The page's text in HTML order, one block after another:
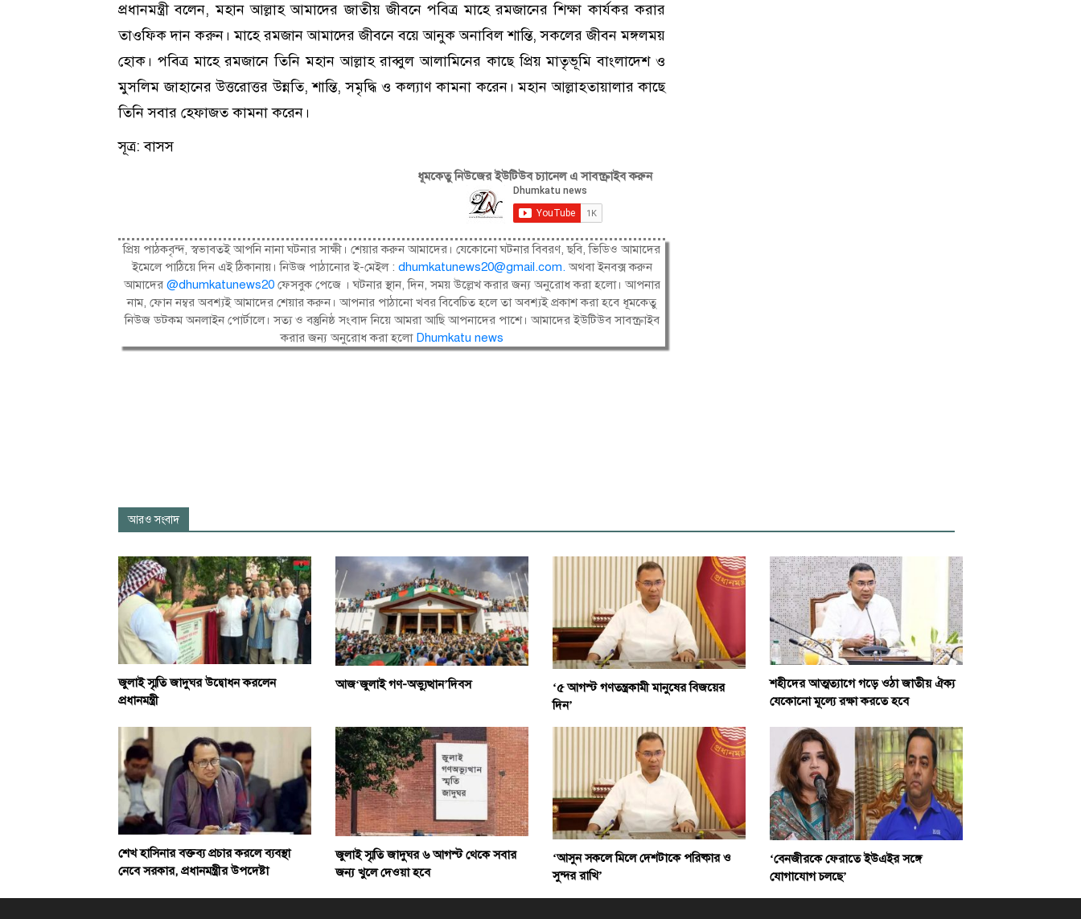
প্রধানমন্ত্রী বলেন, মহান আল্লাহ আমাদের জাতীয় জীবনে পবিত্র মাহে রমজানের শিক্ষা কার্যকর করার
তাওফিক দান করুন। মাহে রমজান আমাদের জীবনে বয়ে আনুক অনাবিল শান্তি, সকলের জীবন মঙ্গলময়
হোক। পবিত্র মাহে রমজানে তিনি মহান আল্লাহ রাব্বুল আলামিনের কাছে প্রিয় মাতৃভূমি বাংলাদেশ ও
মুসলিম জাহানের উত্তরোত্তর উন্নতি, শান্তি, সমৃদ্ধি ও কল্যাণ কামনা করেন। মহান আল্লাহতায়ালার কাছে
তিনি সবার হেফাজত কামনা করেন।
সূত্র: বাসস
ধূমকেতু নিউজের ইউটিউব চ্যানেল এ সাবস্ক্রাইব করুন
প্রিয় পাঠকবৃন্দ, স্বভাবতই আপনি নানা ঘটনার সাক্ষী। শেয়ার করুন আমাদের। যেকোনো ঘটনার বিবরণ, ছবি, ভিডিও আমাদের
ইমেলে পাঠিয়ে দিন এই ঠিকানায়। নিউজ পাঠানোর ই-মেইল : dhumkatunews20@gmail.com. অথবা ইনবক্স করুন
আমাদের@dhumkatunews20 ফেসবুক পেজে । ঘটনার স্থান, দিন, সময় উল্লেখ করার জন্য অনুরোধ করা হলো। আপনার
নাম, ফোন নম্বর অবশ্যই আমাদের শেয়ার করুন। আপনার পাঠানো খবর বিবেচিত হলে তা অবশ্যই প্রকাশ করা হবে ধূমকেতু
নিউজ ডটকম অনলাইন পোর্টালে। সত্য ও বস্তুনিষ্ঠ সংবাদ নিয়ে আমরা আছি আপনাদের পাশে। আমাদের ইউটিউব সাবস্ক্রাইব
করার জন্য অনুরোধ করা হলো Dhumkatu news
আরও সংবাদ
জুলাই স্মৃতি জাদুঘর উদ্বোধন করলেন
প্রধানমন্ত্রী
আজ‘জুলাই গণ-অভ্যুত্থান’দিবস
‘৫ আগস্ট গণতন্ত্রকামী মানুষের বিজয়ের
দিন’
শহীদের আত্মত্যাগে গড়ে ওঠা জাতীয় ঐক্য
যেকোনো মূল্যে রক্ষা করতে হবে
শেখ হাসিনার বক্তব্য প্রচার করলে ব্যবস্থা
নেবে সরকার, প্রধানমন্ত্রীর উপদেষ্টা
জুলাই স্মৃতি জাদুঘর ৬ আগস্ট থেকে সবার
জন্য খুলে দেওয়া হবে
‘আসুন সকলে মিলে দেশটাকে পরিষ্কার ও
সুন্দর রাখি’
‘বেনজীরকে ফেরাতে ইউএইর সঙ্গে
যোগাযোগ চলছে’